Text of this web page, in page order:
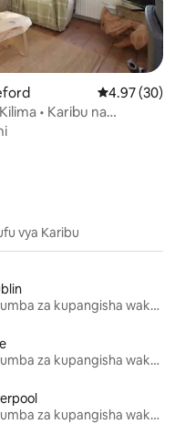
Ukadiriaji wa
4.97 (30)
• Karibu na
vya Karibu
Nyumba za kupangisha wakati wa likizo
Nyumba za kupangisha wakati wa likizo
Nyumba za kupangisha wakati wa likizo